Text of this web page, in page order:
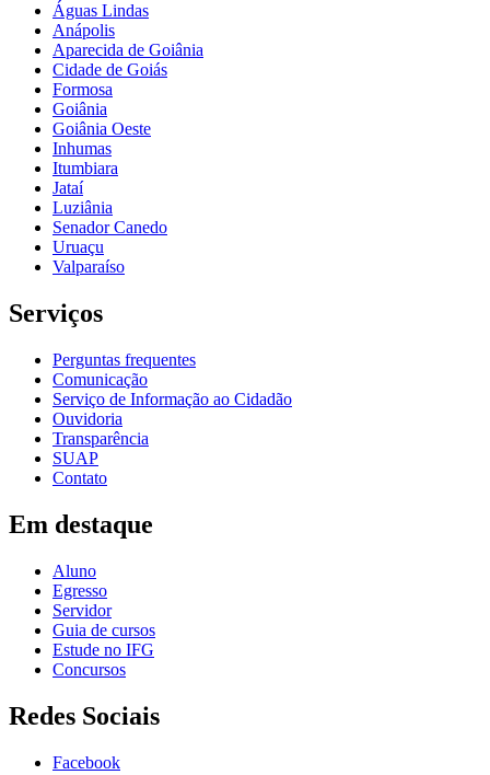
Águas Lindas
Anápolis
Aparecida de Goiânia
Cidade de Goiás
Formosa
Goiânia
Goiânia Oeste
Inhumas
Itumbiara
Jataí
Luziânia
Senador Canedo
Uruaçu
Valparaíso
Serviços
Perguntas frequentes
Comunicação
Serviço de Informação ao Cidadão
Ouvidoria
Transparência
SUAP
Contato
Em destaque
Aluno
Egresso
Servidor
Guia de cursos
Estude no IFG
Concursos
Redes Sociais
Facebook